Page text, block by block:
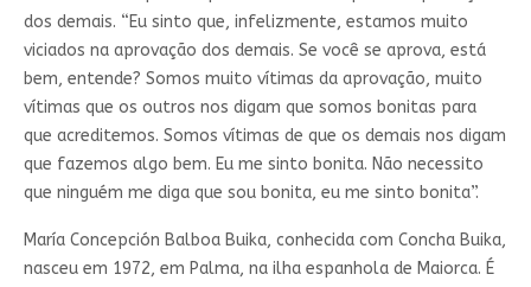
dos demais. “Eu sinto que, infelizmente, estamos muito
viciados na aprovação dos demais. Se você se aprova, está
bem, entende? Somos muito vítimas da aprovação, muito
vítimas que os outros nos digam que somos bonitas para
que acreditemos. Somos vítimas de que os demais nos digam
que fazemos algo bem. Eu me sinto bonita. Não necessito
que ninguém me diga que sou bonita, eu me sinto bonita”.
María Concepción Balboa Buika, conhecida com Concha Buika,
nasceu em 1972, em Palma, na ilha espanhola de Maiorca. É